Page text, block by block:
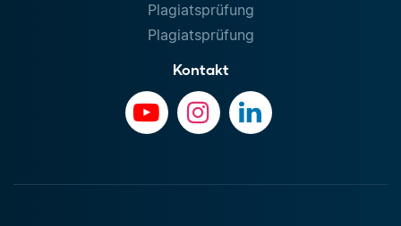
Plagiatsprüfung
Plagiatsprüfung
Kontakt